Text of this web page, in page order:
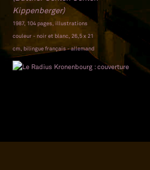
Kippenberger)
1987, 104 pages, illustrations
couleur - noir et blanc, 26,5 x 21
cm, bilingue français - allemand